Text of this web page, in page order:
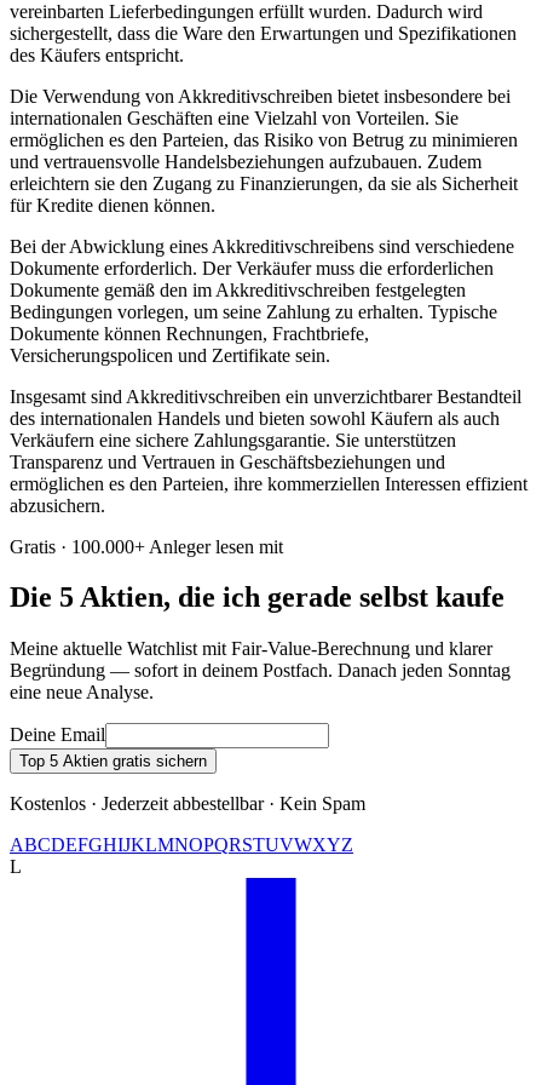
vereinbarten Lieferbedingungen erfüllt wurden. Dadurch wird
sichergestellt, dass die Ware den Erwartungen und Spezifikationen
des Käufers entspricht.
Die Verwendung von Akkreditivschreiben bietet insbesondere bei
internationalen Geschäften eine Vielzahl von Vorteilen. Sie
ermöglichen es den Parteien, das Risiko von Betrug zu minimieren
und vertrauensvolle Handelsbeziehungen aufzubauen. Zudem
erleichtern sie den Zugang zu Finanzierungen, da sie als Sicherheit
für Kredite dienen können.
Bei der Abwicklung eines Akkreditivschreibens sind verschiedene
Dokumente erforderlich. Der Verkäufer muss die erforderlichen
Dokumente gemäß den im Akkreditivschreiben festgelegten
Bedingungen vorlegen, um seine Zahlung zu erhalten. Typische
Dokumente können Rechnungen, Frachtbriefe,
Versicherungspolicen und Zertifikate sein.
Insgesamt sind Akkreditivschreiben ein unverzichtbarer Bestandteil
des internationalen Handels und bieten sowohl Käufern als auch
Verkäufern eine sichere Zahlungsgarantie. Sie unterstützen
Transparenz und Vertrauen in Geschäftsbeziehungen und
ermöglichen es den Parteien, ihre kommerziellen Interessen effizient
abzusichern.
Gratis · 100.000+ Anleger lesen mit
Die 5 Aktien, die ich gerade selbst kaufe
Meine aktuelle Watchlist mit Fair-Value-Berechnung und klarer
Begründung — sofort in deinem Postfach. Danach jeden Sonntag
eine neue Analyse.
Deine Email
Top 5 Aktien gratis sichern
Kostenlos · Jederzeit abbestellbar · Kein Spam
ABCDEFGHIJKLMNOPQRSTUVWXYZ
L